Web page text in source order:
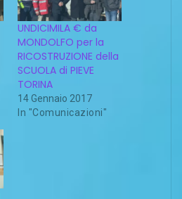
UNDICIMILA € da
MONDOLFO per la
RICOSTRUZIONE della
SCUOLA di PIEVE
TORINA
14 Gennaio 2017
In "Comunicazioni"